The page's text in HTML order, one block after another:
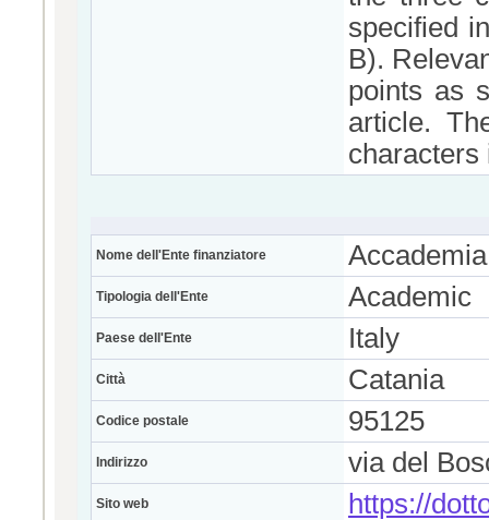
specified
B).
points as
article.
characters
Nome dell'Ente finanziatore
Tipologia dell'Ente Academic
Paese dell'Ente Italy
Città Catania
Codice postale 95125
Indirizzo via del
Sito web https://